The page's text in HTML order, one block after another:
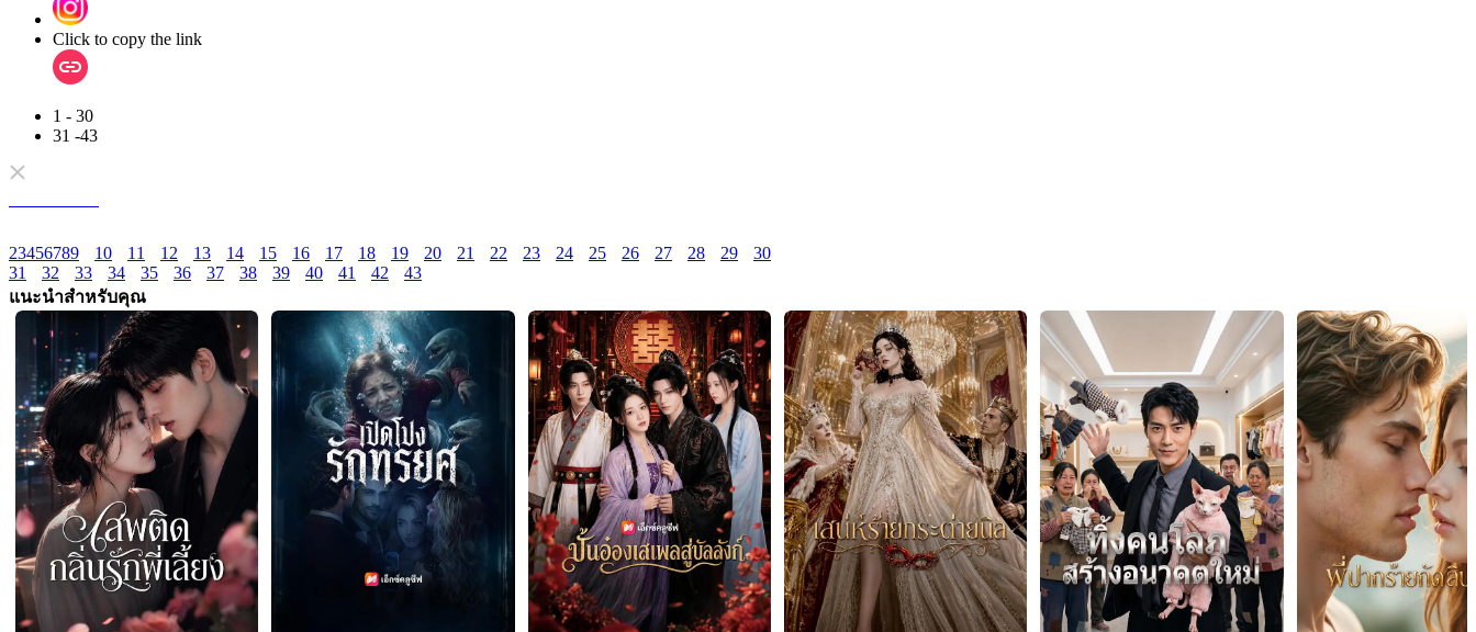
Click to copy the link
1 - 30
31 -43
23456789 10 11 12 13 14 15 16 17 18 19 20 21 22 23 24 25 26 27 28 29
30
31
32 33 34 35 36 37 38 39 40 41 42 43
แนะนำสำหรับคุณ